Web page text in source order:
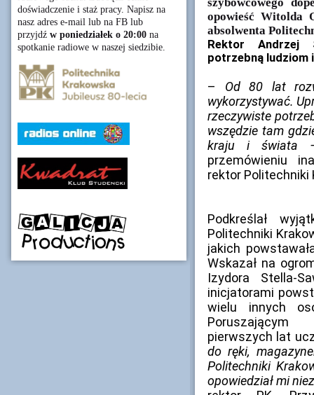
doświadczenie i staż pracy. Napisz na
nasz adres e-mail lub na FB lub
przyjdź w poniedziałek o 20:00 na
spotkanie radiowe w naszej siedzibie.
opowieść Witolda
absolwenta
Rektor Andrzej
potrzebną ludziom
– Od 80 lat
wykorzystywać.
rzeczywiste
wszędzie tam
kraju i świata
przemówieniu
rektor Politechniki
Podkreślał
Politechniki
jakich
Wskazał na
Izydora Stella-
inicjatorami
wielu innych
Poruszającym
pierwszych lat
do ręki,
Politechniki
opowiedział mi